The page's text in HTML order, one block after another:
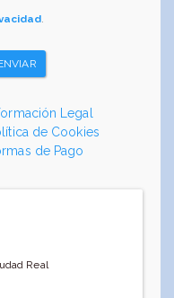
.
Legal
de Cookies
de Pago
Real